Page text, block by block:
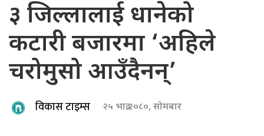
३ जिल्लालाई धानेको
कटारी बजारमा ‘अहिले
चरोमुसो आउँदैनन्’
विकास टाइम्स २५ भाद्र २०८०, सोमबार